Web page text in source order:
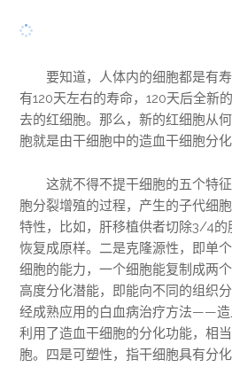
要知道，人体内的细胞都是有寿
有120天左右的寿命，120天后全新
去的红细胞。那么，新的红细胞从
胞就是由干细胞中的造血干细胞分化
这就不得不提干细胞的五个特征
胞分裂增殖的过程，产生的子代细
特性，比如，肝移植供者切除3/4
恢复成原样。二是克隆源性，即单
细胞的能力，一个细胞能复制成两
高度分化潜能，即能向不同的组织
经成熟应用的白血病治疗方法——造
利用了造血干细胞的分化功能，相
胞。四是可塑性，指干细胞具有分